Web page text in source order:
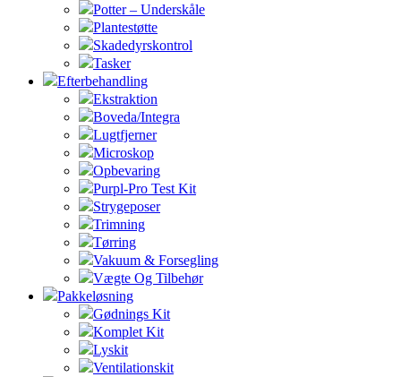
Potter – Underskåle
Plantestøtte
Skadedyrskontrol
Tasker
Efterbehandling
Ekstraktion
Boveda/Integra
Lugtfjerner
Microskop
Opbevaring
Purpl-Pro Test Kit
Strygeposer
Trimning
Tørring
Vakuum & Forsegling
Vægte Og Tilbehør
Pakkeløsning
Gødnings Kit
Komplet Kit
Lyskit
Ventilationskit